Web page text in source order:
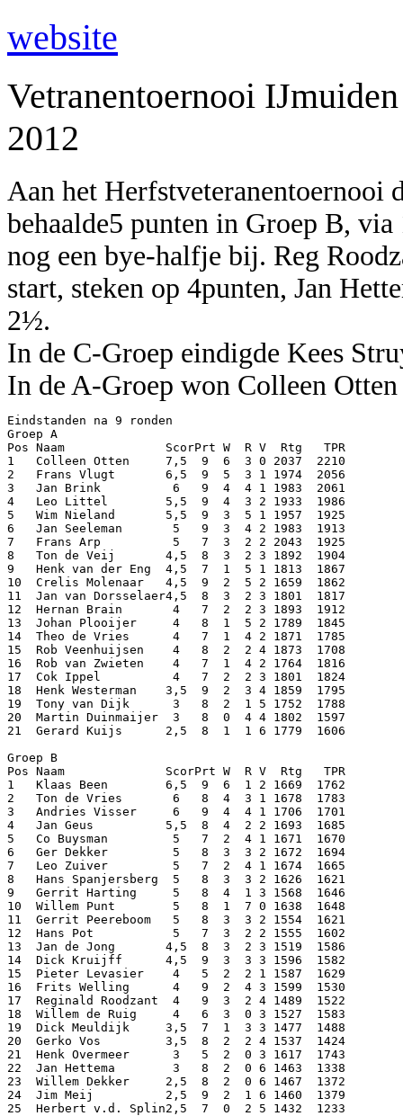
website
Vetranentoernooi
2012
Aan het Herfstveteranentoernooi
behaalde5 punten in Groep B,
nog een bye-halfje bij. Reg
start, steken op 4punten, Jan
2½.
In de C-Groep eindigde Kees
In de A-Groep won Colleen
Eindstanden na 9 ronden
Groep A
Pos Naam              ScorPrt W  R V  Rtg   TPR
1   Colleen Otten     7,5  9  6  3 0 2037  2210
2   Frans Vlugt       6,5  9  5  3 1 1974  2056
3   Jan Brink          6   9  4  4 1 1983  2061
4   Leo Littel        5,5  9  4  3 2 1933  1986
5   Wim Nieland       5,5  9  3  5 1 1957  1925
6   Jan Seeleman       5   9  3  4 2 1983  1913
7   Frans Arp          5   7  3  2 2 2043  1925
8   Ton de Veij       4,5  8  3  2 3 1892  1904
9   Henk van der Eng  4,5  7  1  5 1 1813  1867
10  Crelis Molenaar   4,5  9  2  5 2 1659  1862
11  Jan van Dorsselaer4,5  8  3  2 3 1801  1817
12  Hernan Brain       4   7  2  2 3 1893  1912
13  Johan Plooijer     4   8  1  5 2 1789  1845
14  Theo de Vries      4   7  1  4 2 1871  1785
15  Rob Veenhuijsen    4   8  2  2 4 1873  1708
16  Rob van Zwieten    4   7  1  4 2 1764  1816
17  Cok Ippel          4   7  2  2 3 1801  1824
18  Henk Westerman    3,5  9  2  3 4 1859  1795
19  Tony van Dijk      3   8  2  1 5 1752  1788
20  Martin Duinmaijer  3   8  0  4 4 1802  1597
21  Gerard Kuijs      2,5  8  1  1 6 1779  1606
Groep B
Pos Naam              ScorPrt W  R V  Rtg   TPR
1   Klaas Been        6,5  9  6  1 2 1669  1762
2   Ton de Vries       6   8  4  3 1 1678  1783
3   Andries Visser     6   9  4  4 1 1706  1701
4   Jan Geus          5,5  8  4  2 2 1693  1685
5   Co Buysman         5   7  2  4 1 1671  1670
6   Ger Dekker         5   8  3  3 2 1672  1694
7   Leo Zuiver         5   7  2  4 1 1674  1665
8   Hans Spanjersberg  5   8  3  3 2 1626  1621
9   Gerrit Harting     5   8  4  1 3 1568  1646
10  Willem Punt        5   8  1  7 0 1638  1648
11  Gerrit Peereboom   5   8  3  3 2 1554  1621
12  Hans Pot           5   7  3  2 2 1555  1602
13  Jan de Jong       4,5  8  3  2 3 1519  1586
14  Dick Kruijff      4,5  9  3  3 3 1596  1582
15  Pieter Levasier    4   5  2  2 1 1587  1629
16  Frits Welling      4   9  2  4 3 1599  1530
17  Reginald Roodzant  4   9  3  2 4 1489  1522
18  Willem de Ruig     4   6  3  0 3 1527  1583
19  Dick Meuldijk     3,5  7  1  3 3 1477  1488
20  Gerko Vos         3,5  8  2  2 4 1537  1424
21  Henk Overmeer      3   5  2  0 3 1617  1743
22  Jan Hettema        3   8  2  0 6 1463  1338
23  Willem Dekker     2,5  8  2  0 6 1467  1372
24  Jim Meij          2,5  9  2  1 6 1460  1379
25  Herbert v.d. Splin2,5  7  0  2 5 1432  1233